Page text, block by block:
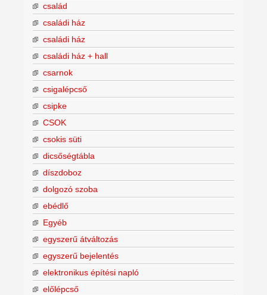
család
családi ház
családi ház
családi ház + hall
csarnok
csigalépcső
csipke
CSOK
csokis süti
dicsőségtábla
díszdoboz
dolgozó szoba
ebédlő
Egyéb
egyszerű átváltozás
egyszerű bejelentés
elektronikus építési napló
előlépcső